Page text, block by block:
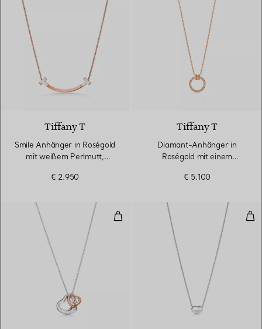
Tiffany T
Smile Anhänger in Roségold
mit weißem Perlmutt,
€ 2.950
Tiffany T
Diamant-Anhänger in
Roségold mit einem
Baguetteschliff
€ 5.100
Open Heart Anhänger